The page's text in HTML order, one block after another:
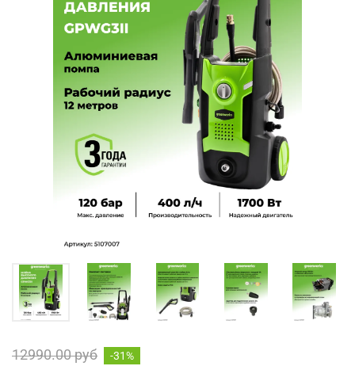
12990.00 руб -31%